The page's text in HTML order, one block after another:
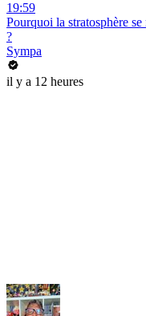
19:59
Pourquoi la stratosphère
?
Sympa
il y a 12 heures